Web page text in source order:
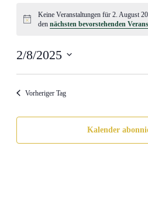
für
August
Hinweis
Keine Veranstaltungen für 2. August
den nächsten bevorstehenden
2/8/2025
Vorheriger Tag
Kalender